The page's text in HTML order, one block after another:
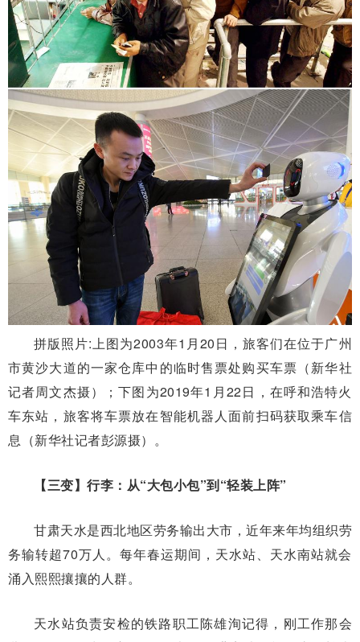
拼版照片:上图为2003年1月20日，旅客们在位于广州
市黄沙大道的一家仓库中的临时售票处购买车票（新华社
记者周文杰摄）；下图为2019年1月22日，在呼和浩特火
车东站，旅客将车票放在智能机器人面前扫码获取乘车信
息（新华社记者彭源摄）。
【三变】行李：从“大包小包”到“轻装上阵”
甘肃天水是西北地区劳务输出大市，近年来年均组织劳
务输转超70万人。每年春运期间，天水站、天水南站就会
涌入熙熙攘攘的人群。
天水站负责安检的铁路职工陈雄洵记得，刚工作那会